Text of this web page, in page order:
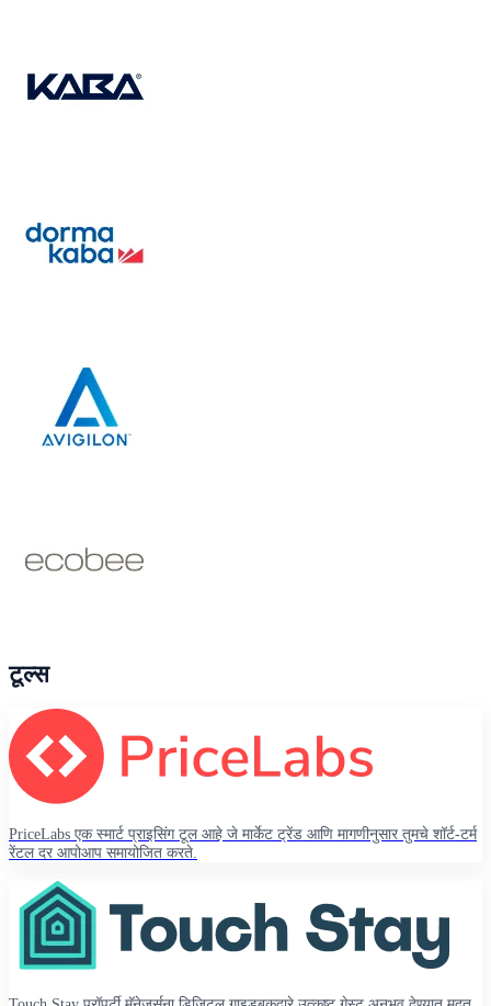
टूल्स
PriceLabs एक स्मार्ट प्राइसिंग टूल आहे जे मार्केट ट्रेंड आणि मागणीनुसार तुमचे शॉर्ट-टर्म
रेंटल दर आपोआप समायोजित करते.